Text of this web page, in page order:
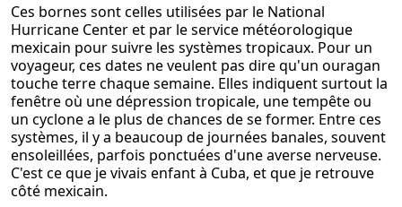
Ces bornes sont celles utilisées par le National
Hurricane Center et par le service météorologique
mexicain pour suivre les systèmes tropicaux. Pour un
voyageur, ces dates ne veulent pas dire qu'un ouragan
touche terre chaque semaine. Elles indiquent surtout la
fenêtre où une dépression tropicale, une tempête ou
un cyclone a le plus de chances de se former. Entre ces
systèmes, il y a beaucoup de journées banales, souvent
ensoleillées, parfois ponctuées d'une averse nerveuse.
C'est ce que je vivais enfant à Cuba, et que je retrouve
côté mexicain.